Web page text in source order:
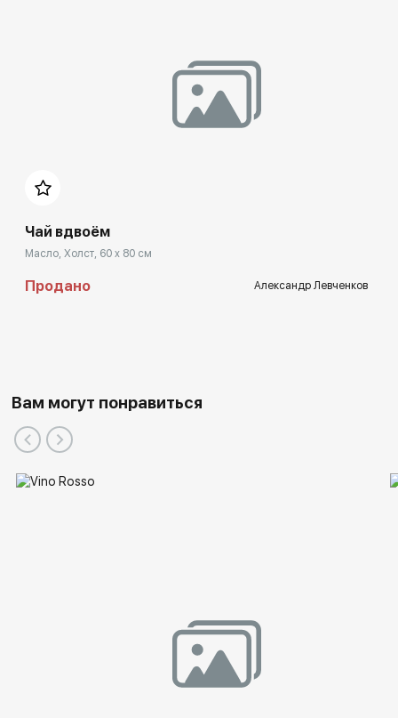
Чай вдвоём
Масло, Холст, 60 x 80 см
Продано Александр Левченков
Вам могут понравиться